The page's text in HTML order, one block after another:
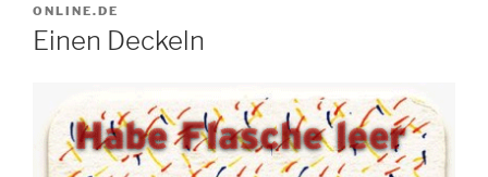
AM
ONLINE.DE
Einen Deckeln